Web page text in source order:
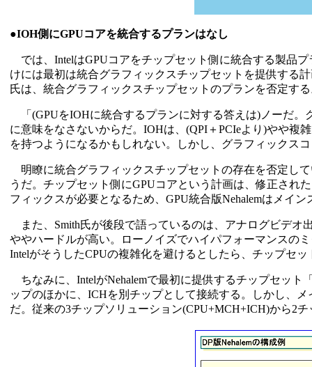
●IOH側にGPUコアを統合するプランはなし
では、IntelはGPUコアをチップセット側に統合する製品
けには最初は統合グラフィックスチップセットを提供する
氏は、統合グラフィックスチップセットのプランを否定す
「(GPUをIOHに統合するプランに対する答えは)ノーだ。
に意味をなさないからだ。IOHは、(QPI＋PCIeより)やや複
を持つようになるかもしれない。しかし、グラフィックス
明瞭に統合グラフィックスチップセットの存在を否定し
うだ。チップセット側にGPUコアという計画は、修正され
フィックスが必要となるため、GPU統合版Nehalemはメイ
また、Smith氏が後段で語っているのは、アナログビデオ
ややハードルが高い。ローノイズでハイパフォーマンスの
IntelがそうしたCPUの複雑化を避けるとしたら、チップセ
ちなみに、IntelがNehalemで最初に提供するチップセット
ップのほかに、ICHを別チップとして接続する。しかし、
だ。従来の3チップソリューション(CPU+MCH+ICH)から2